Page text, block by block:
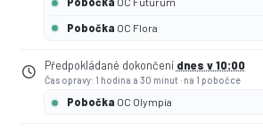
Pobočka OC Flora
Předpokládané dokončení dnes v 10:00
Čas opravy: 1 hodina a 30 minut · na 1 pobočce
Pobočka OC Olympia